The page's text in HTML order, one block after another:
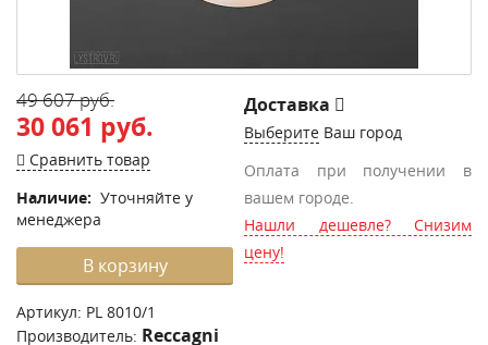
49 607 руб.
30 061 руб.
Сравнить товар
Наличие: Уточняйте у
менеджера
В корзину
Артикул: PL 8010/1
Производитель: Reccagni
Доставка
Выберите Ваш город
Оплата при получении в
вашем городе.
Нашли дешевле? Снизим
цену!